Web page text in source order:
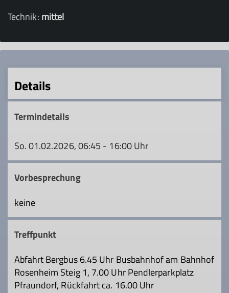
Technik: mittel
Details
Termindetails
So. 01.02.2026, 06:45 - 16:00 Uhr
Vorbesprechung
keine
Treffpunkt
Abfahrt Bergbus 6.45 Uhr Busbahnhof am Bahnhof
Rosenheim Steig 1, 7.00 Uhr Pendlerparkplatz
Pfraundorf, Rückfahrt ca. 16.00 Uhr